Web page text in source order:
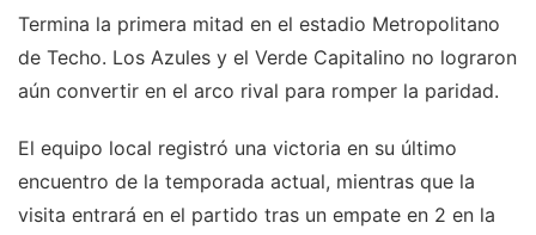
Termina la primera mitad en el estadio Metropolitano
de Techo. Los Azules y el Verde Capitalino no lograron
aún convertir en el arco rival para romper la paridad.
El equipo local registró una victoria en su último
encuentro de la temporada actual, mientras que la
visita entrará en el partido tras un empate en 2 en la